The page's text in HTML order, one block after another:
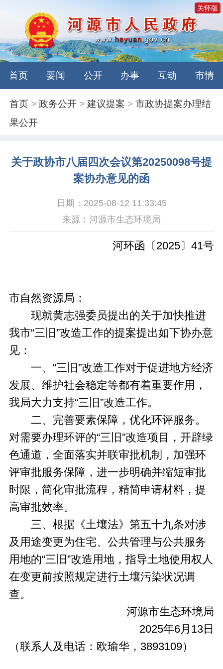
关怀版
首页 要闻 公开 办事 互动 市情
首页 >政务公开 >建议提案 >市政协提案办理结
果公开
关于政协市八届四次会议第20250098号提
案协办意见的函
日期：2025-08-12 11:33:45
来源：河源市生态环境局
河环函〔2025〕41号
市自然资源局：
现就黄志强委员提出的关于加快推进
我市“三旧”改造工作的提案提出如下协办意
见：
一、“三旧”改造工作对于促进地方经济
发展、维护社会稳定等都有着重要作用，
我局大力支持“三旧”改造工作。
二、完善要素保障，优化环评服务。
对需要办理环评的“三旧”改造项目，开辟绿
色通道，全面落实并联审批机制，加强环
评审批服务保障，进一步明确并缩短审批
时限，简化审批流程，精简申请材料，提
高审批效率。
三、根据《土壤法》第五十九条对涉
及用途变更为住宅、公共管理与公共服务
用地的“三旧”改造用地，指导土地使用权人
在变更前按照规定进行土壤污染状况调
查。
河源市生态环境局
2025年6月13日
（联系人及电话：欧瑜华，3893109）